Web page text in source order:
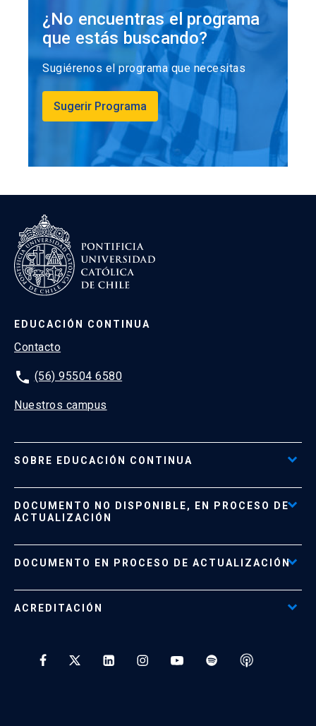
¿No encuentras el programa
que estás buscando?
Sugiérenos el programa que necesitas
Sugerir Programa
EDUCACIÓN CONTINUA
Contacto
phone (56) 95504 6580
Nuestros campus
SOBRE EDUCACIÓN CONTINUA
Formas de Pago
Políticas de Retiro, Devolución e Información Importante
DOCUMENTO NO DISPONIBLE, EN PROCESO DE
ACTUALIZACIÓN
Documento No Disponible file_download
DOCUMENTO EN PROCESO DE ACTUALIZACIÓN
ACREDITACIÓN